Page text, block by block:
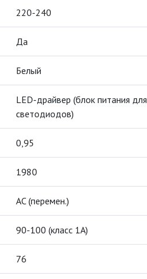
220-240
Да
Белый
LED-драйвер (блок питания для
светодиодов)
0,95
1980
AC (перемен.)
90-100 (класс 1A)
76